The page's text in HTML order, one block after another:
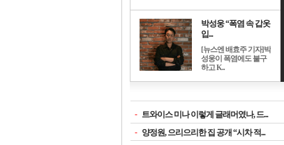
박성웅 “폭염 속 갑옷
입...
[뉴스엔 배효주 기자]박
성웅이 폭염에도 불구
하고 K..
- 트와이스 미나 이렇게 글래머였나, 드...
- 양정원, 으리으리한 집 공개 “시차 적...